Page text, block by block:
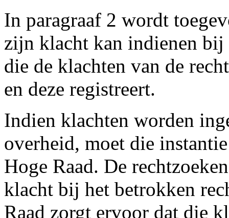
In paragraaf 2 wordt
zijn klacht kan indienen bij
die de klachten van de
en deze registreert.
Indien klachten worden
overheid, moet die
Hoge Raad. De
klacht bij het betrokken
Raad zorgt ervoor dat die